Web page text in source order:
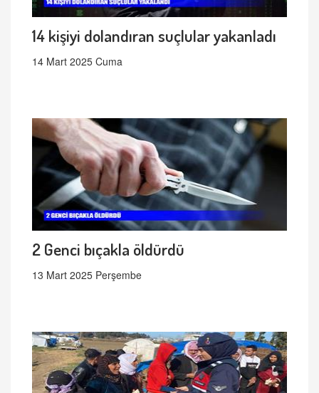
14 kişiyi dolandıran suçlular yakanladı
14 Mart 2025 Cuma
2 Genci bıçakla öldürdü
13 Mart 2025 Perşembe